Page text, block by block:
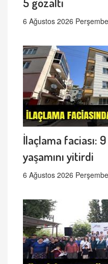
6 Ağustos 2026 Perşembe
İlaçlama faciası:
yaşamını yitirdi
6 Ağustos 2026 Perşembe